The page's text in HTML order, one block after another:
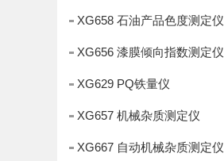
XG658 石油产品色度测定仪
XG656 漆膜倾向指数测定仪
XG629 PQ铁量仪
XG657 机械杂质测定仪
XG667 自动机械杂质测定仪